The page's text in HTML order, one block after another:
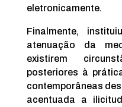
eletronicamente.
Finalmente,
atenuação da
existirem
posteriores à
contemporâneas
acentuada a